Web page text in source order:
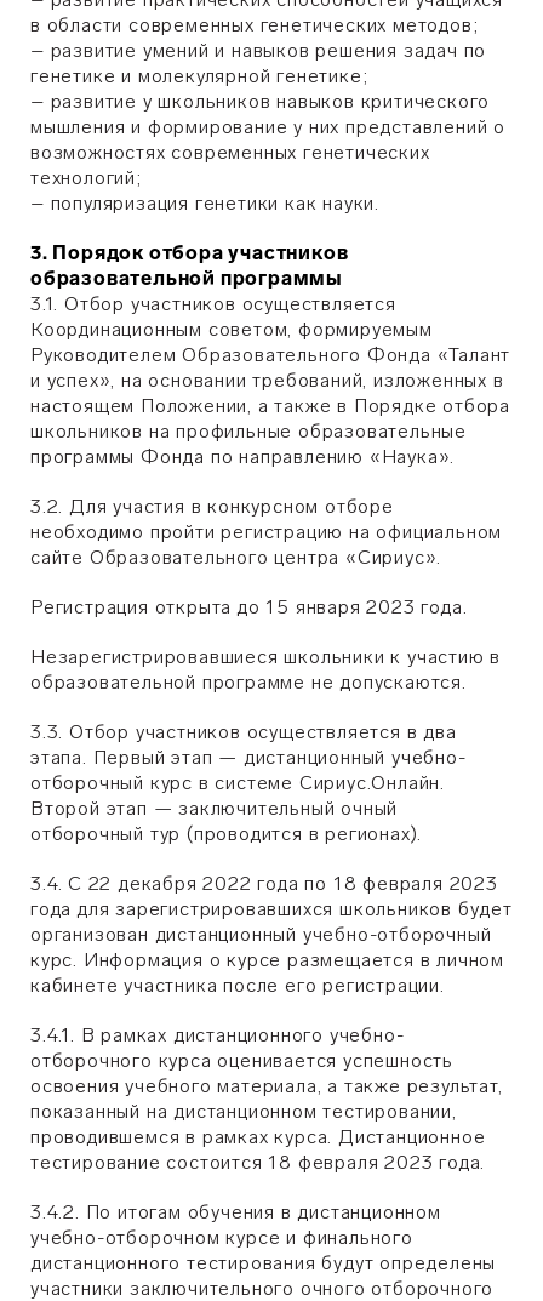
в области современных генетических методов;
– развитие умений и навыков решения задач по
генетике и молекулярной генетике;
– развитие у школьников навыков критического
мышления и формирование у них представлений о
возможностях современных генетических
технологий;
– популяризация генетики как науки.
3. Порядок отбора участников
образовательной программы
3.1. Отбор участников осуществляется
Координационным советом, формируемым
Руководителем Образовательного Фонда «Талант
и успех», на основании требований, изложенных в
настоящем Положении, а также в Порядке отбора
школьников на профильные образовательные
программы Фонда по направлению «Наука».
3.2. Для участия в конкурсном отборе
необходимо пройти регистрацию на официальном
сайте Образовательного центра «Сириус».
Регистрация открыта до 15 января 2023 года.
Незарегистрировавшиеся школьники к участию в
образовательной программе не допускаются.
3.3. Отбор участников осуществляется в два
этапа. Первый этап — дистанционный учебно-
отборочный курс в системе Сириус.Онлайн.
Второй этап — заключительный очный
отборочный тур (проводится в регионах).
3.4. С 22 декабря 2022 года по 18 февраля 2023
года для зарегистрировавшихся школьников будет
организован дистанционный учебно-отборочный
курс. Информация о курсе размещается в личном
кабинете участника после его регистрации.
3.4.1. В рамках дистанционного учебно-
отборочного курса оценивается успешность
освоения учебного материала, а также результат,
показанный на дистанционном тестировании,
проводившемся в рамках курса. Дистанционное
тестирование состоится 18 февраля 2023 года.
3.4.2. По итогам обучения в дистанционном
учебно-отборочном курсе и финального
дистанционного тестирования будут определены
участники заключительного очного отборочного